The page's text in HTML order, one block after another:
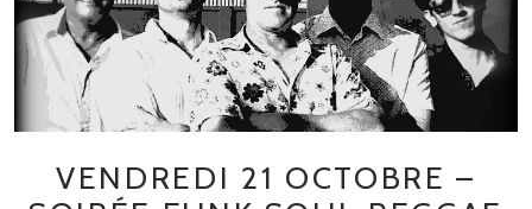
VENDREDI 21 OCTOBRE –